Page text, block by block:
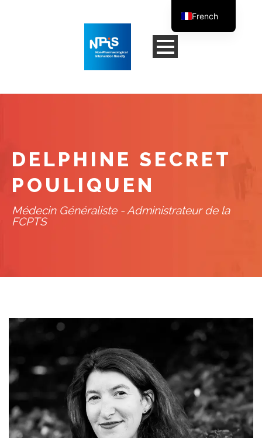
DELPHINE SECRET
POULIQUEN
Médecin Généraliste - Administrateur de la
FCPTS
French
English